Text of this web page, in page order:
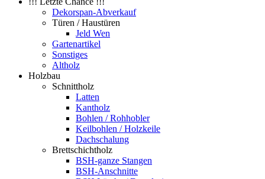
Dekorspan-Abverkauf
Türen / Haustüren
Jeld Wen
Gartenartikel
Sonstiges
Altholz
Holzbau
Schnittholz
Latten
Kantholz
Bohlen / Rohhobler
Keilbohlen / Holzkeile
Dachschalung
Brettschichtholz
BSH-ganze Stangen
BSH-Anschnitte